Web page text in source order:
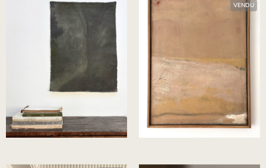
Elodie Mra
VENDU
Sabine le Roch